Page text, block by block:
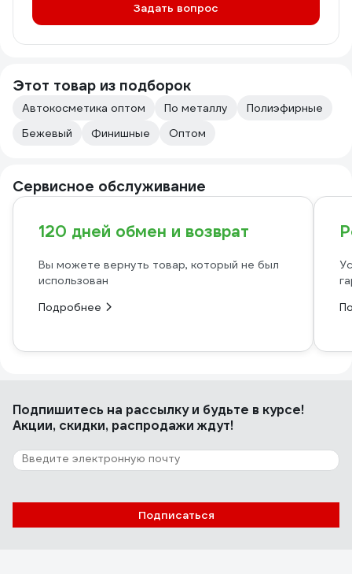
Задать вопрос
Этот товар из подборок
Автокосметика оптом По металлу
Полиэфирные
Бежевый
Финишные Оптом
Сервисное обслуживание
120 дней обмен и возврат
Вы можете вернуть товар, который не был
использован
Подробнее
Подпишитесь на рассылкуи будьте в курсе!
Акции, скидки, распродажи ждут!
Подписаться